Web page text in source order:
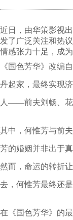
近日，由华策影视
发了广泛关注和热
情感张力十足，成
《国色芳华》改编
丹起家，最终实现
人——前夫刘畅、花
其中，何惟芳与前
芳的婚姻并非出于
然而，命运的转折
去，何惟芳最终还
在《国色芳华》的